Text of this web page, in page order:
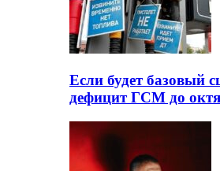
Если будет базовый
дефицит ГСМ до